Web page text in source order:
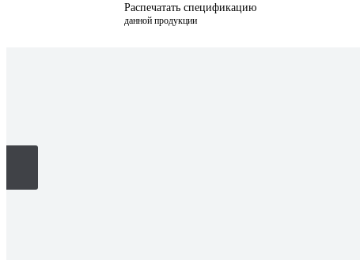
Распечатать спецификацию
данной продукции